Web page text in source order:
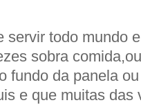
servir todo mundo
sobra
fundo da panela
e que muitas das